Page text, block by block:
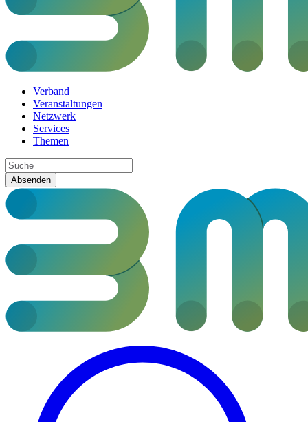
Verband
Veranstaltungen
Netzwerk
Services
Themen
Absenden